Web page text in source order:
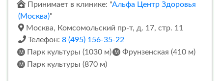
Принимает в клинике: "Альфа Центр Здоровья
(Москва)"
Москва, Комсомольский пр-т, д. 17, стр. 11
Телефон: 8 (495) 156-35-22
Парк культуры (1030 м)
Фрунзенская (410 м)
Парк культуры (870 м)